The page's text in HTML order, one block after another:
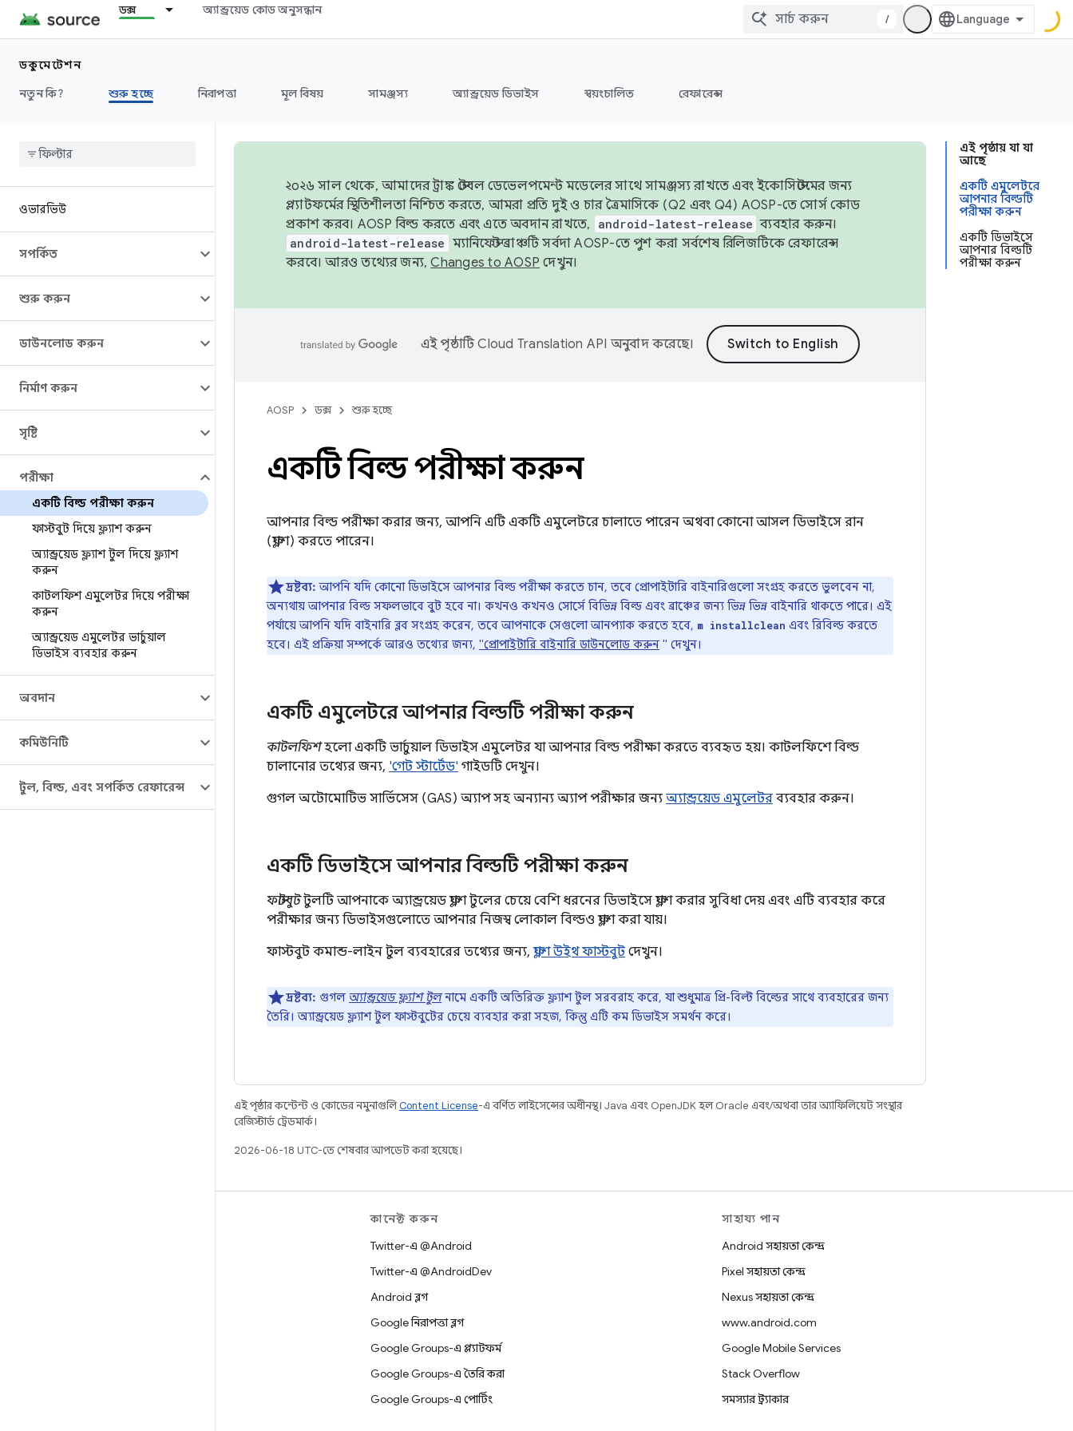
ডক্স অ্যান্ড্রয়েড কোড অনুসন্ধান
/
ডকুমেন্টেশন
নতুন কি?
শুরু হচ্ছে নিরাপত্তা মূল বিষয় সামঞ্জস্য অ্যান্ড্রয়েড ডিভাইস স্বয়ংচালিত রেফারেন্স
ওভারভিউ
সম্পর্কিত
শুরু করুন
ডাউনলোড করুন
নির্মাণ করুন
সৃষ্টি
পরীক্ষা
একটি বিল্ড পরীক্ষা করুন
ফাস্টবুট দিয়ে ফ্ল্যাশ করুন
অ্যান্ড্রয়েড ফ্ল্যাশ টুল দিয়ে ফ্ল্যাশ
করুন
কাটলফিশ এমুলেটর দিয়ে পরীক্ষা
করুন
অ্যান্ড্রয়েড এমুলেটর ভার্চুয়াল
ডিভাইস ব্যবহার করুন
অবদান
কমিউনিটি
টুল, বিল্ড, এবং সম্পর্কিত রেফারেন্স
এই পৃষ্ঠায় যা যা
আছে
একটি এমুলেটরে
আপনার বিল্ডটি
পরীক্ষা করুন
একটি ডিভাইসে
আপনার বিল্ডটি
পরীক্ষা করুন
২০২৬ সাল থেকে, আমাদের ট্রাঙ্ক স্টেবল ডেভেলপমেন্ট মডেলের সাথে সামঞ্জস্য রাখতে এবং ইকোসিস্টেমের জন্য
প্ল্যাটফর্মের স্থিতিশীলতা নিশ্চিত করতে, আমরা প্রতি দুই ও চার ত্রৈমাসিকে (Q2 এবং Q4) AOSP-তে সোর্স কোড
প্রকাশ করব। AOSP বিল্ড করতে এবং এতে অবদান রাখতে,
android-latest-release ব্যবহার করুন।
android-latest-release ম্যানিফেস্ট ব্রাঞ্চটি সর্বদা AOSP-তে পুশ করা সর্বশেষ রিলিজটিকে রেফারেন্স
করবে। আরও তথ্যের জন্য,Changes to AOSP দেখুন।
এই পৃষ্ঠাটিCloud Translation API অনুবাদ করেছে।
AOSP ডক্স শুরু হচ্ছে
একটি বিল্ড পরীক্ষা করুন
আপনার বিল্ড পরীক্ষা করার জন্য, আপনি এটি একটি এমুলেটরে চালাতে পারেন অথবা কোনো আসল ডিভাইসে রান
(ফ্ল্যাশ) করতে পারেন।
দ্রষ্টব্য: আপনি যদি কোনো ডিভাইসে আপনার বিল্ড পরীক্ষা করতে চান, তবে প্রোপাইটারি বাইনারিগুলো সংগ্রহ করতে ভুলবেন না,
অন্যথায় আপনার বিল্ড সফলভাবে বুট হবে না। কখনও কখনও সোর্সে বিভিন্ন বিল্ড এবং ব্রাঞ্চের জন্য ভিন্ন ভিন্ন বাইনারি থাকতে পারে। এই
পর্যায়ে আপনি যদি বাইনারি ব্লব সংগ্রহ করেন, তবে আপনাকে সেগুলো আনপ্যাক করতে হবে, m installclean এবং রিবিল্ড করতে
হবে। এই প্রক্রিয়া সম্পর্কে আরও তথ্যের জন্য, "প্রোপাইটারি বাইনারি ডাউনলোড করুন " দেখুন।
একটি এমুলেটরে আপনার বিল্ডটি পরীক্ষা করুন
কাটলফিশহলো একটি ভার্চুয়াল ডিভাইস এমুলেটর যা আপনার বিল্ড পরীক্ষা করতে ব্যবহৃত হয়। কাটলফিশে বিল্ড
চালানোর তথ্যের জন্য, 'গেট স্টার্টেড' গাইডটি দেখুন।
গুগল অটোমোটিভ সার্ভিসেস (GAS) অ্যাপ সহ অন্যান্য অ্যাপ পরীক্ষার জন্য অ্যান্ড্রয়েড এমুলেটর ব্যবহার করুন।
একটি ডিভাইসে আপনার বিল্ডটি পরীক্ষা করুন
ফাস্টবুটটুলটি আপনাকে অ্যান্ড্রয়েড ফ্ল্যাশ টুলের চেয়ে বেশি ধরনের ডিভাইসে ফ্ল্যাশ করার সুবিধা দেয় এবং এটি ব্যবহার করে
পরীক্ষার জন্য ডিভাইসগুলোতে আপনার নিজস্ব লোকাল বিল্ডও ফ্ল্যাশ করা যায়।
ফাস্টবুট কমান্ড-লাইন টুল ব্যবহারের তথ্যের জন্য,ফ্ল্যাশ উইথ ফাস্টবুট দেখুন।
দ্রষ্টব্য: গুগল অ্যান্ড্রয়েড ফ্ল্যাশ টুলনামে একটি অতিরিক্ত ফ্ল্যাশ টুল সরবরাহ করে, যা শুধুমাত্র প্রি-বিল্ট বিল্ডের সাথে ব্যবহারের জন্য
তৈরি। অ্যান্ড্রয়েড ফ্ল্যাশ টুল ফাস্টবুটের চেয়ে ব্যবহার করা সহজ, কিন্তু এটি কম ডিভাইস সমর্থন করে।
এই পৃষ্ঠার কন্টেন্ট ও কোডের নমুনাগুলিContent License-এ বর্ণিত লাইসেন্সের অধীনস্থ। Java এবং OpenJDK হল Oracle এবং/অথবা তার অ্যাফিলিয়েট সংস্থার
রেজিস্টার্ড ট্রেডমার্ক।
2026-06-18 UTC-তে শেষবার আপডেট করা হয়েছে।
কানেক্ট করুন
Twitter-এ @Android
Twitter-এ @AndroidDev
Android ব্লগ
Google নিরাপত্তা ব্লগ
Google Groups-এ প্ল্যাটফর্ম
Google Groups-এ তৈরি করা
Google Groups-এ পোর্টিং
সাহায্য পান
Android সহায়তা কেন্দ্র
Pixel সহায়তা কেন্দ্র
Nexus সহায়তা কেন্দ্র
www.android.com
Google Mobile Services
Stack Overflow
সমস্যার ট্র্যাকার